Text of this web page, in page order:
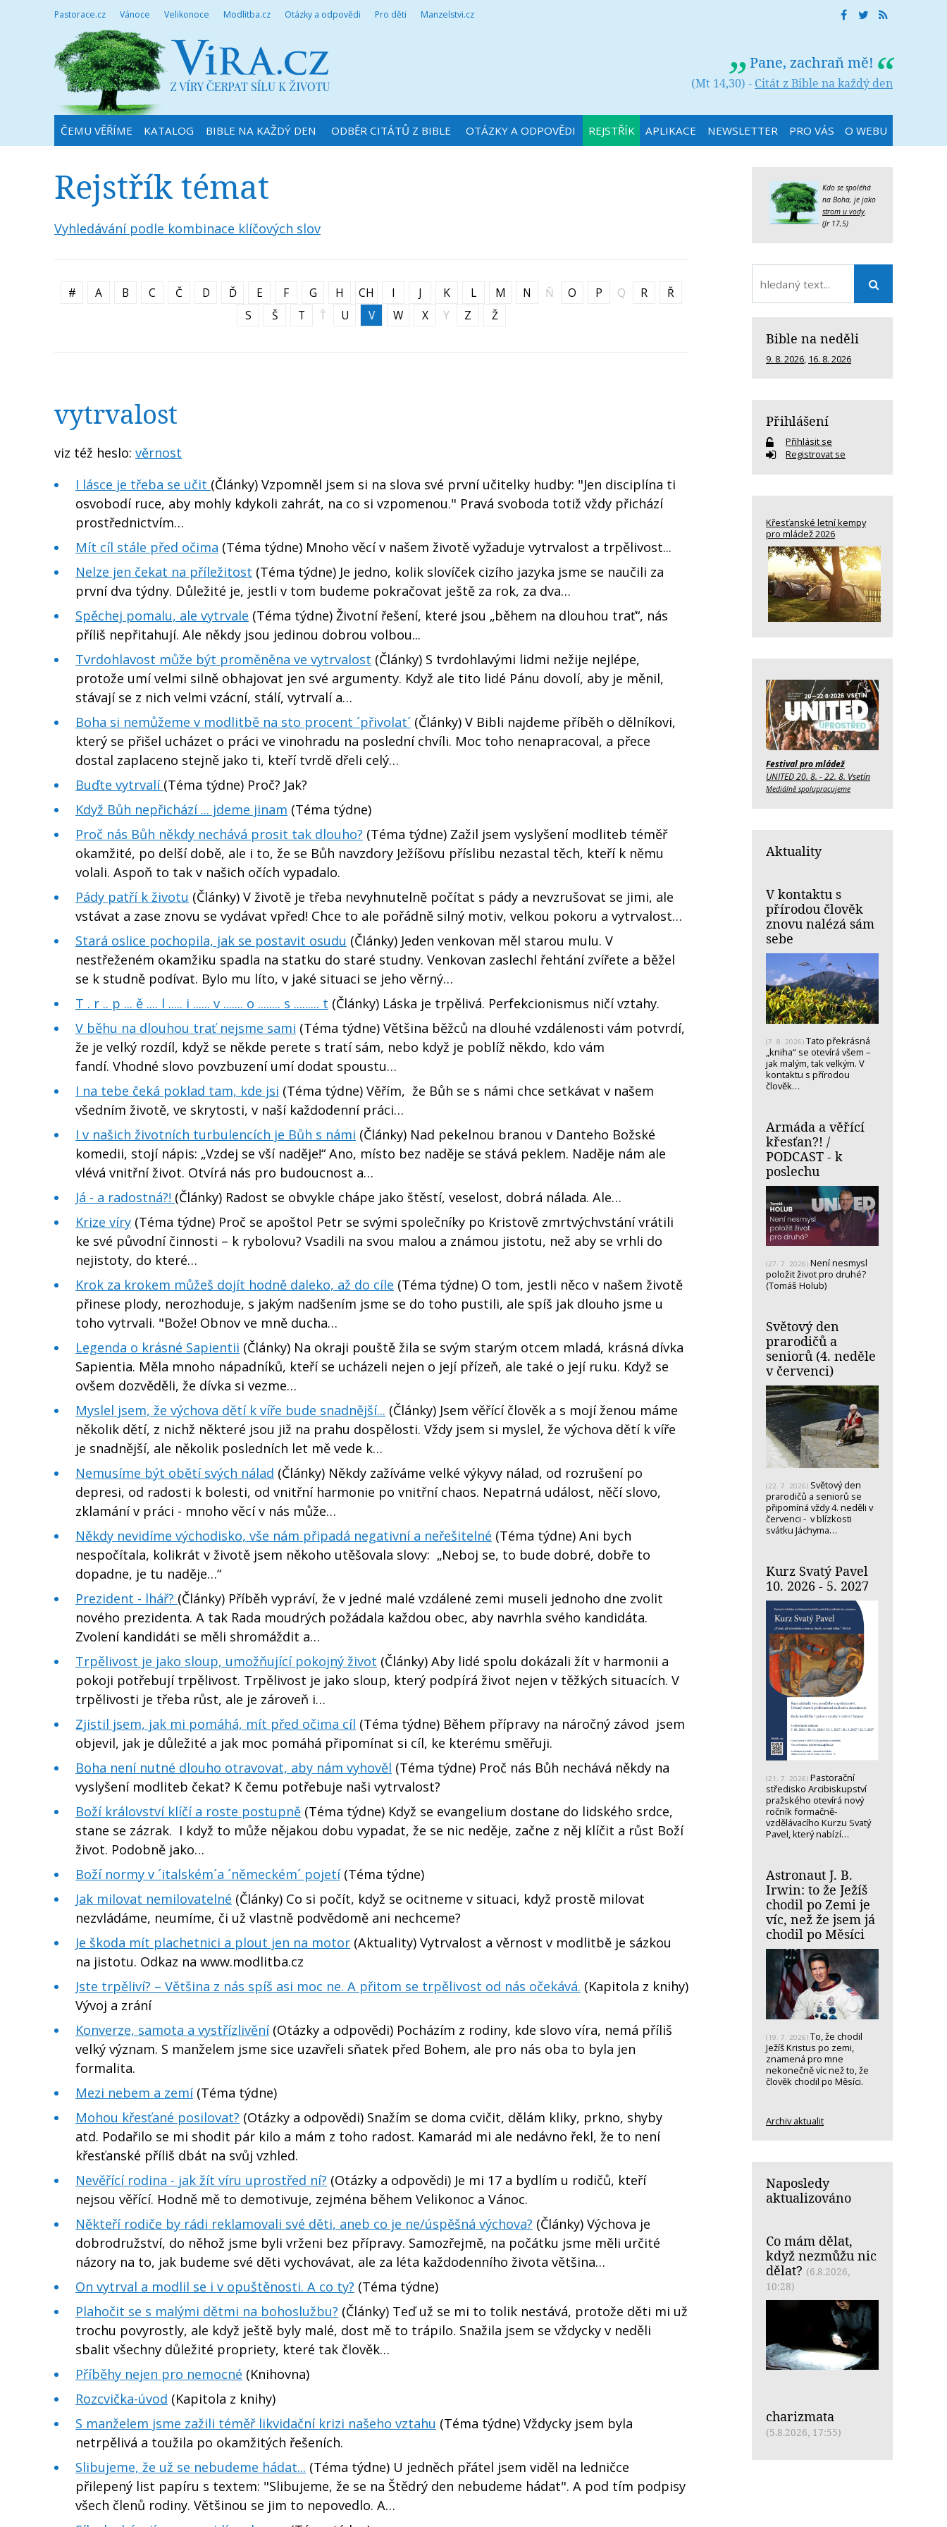
Pastorace.cz Vánoce Velikonoce Modlitba.cz Otázky a odpovědi Pro děti Manzelstvi.cz
Pane, zachraň mě!
(Mt 14,30) - Citát z Bible na každý den
ČEMU VĚŘÍME KATALOG BIBLE NA KAŽDÝ DEN ODBĚR CITÁTŮ Z BIBLE OTÁZKY A ODPOVĚDI REJSTŘÍK APLIKACE NEWSLETTER PRO VÁS O WEBU
Rejstřík témat
Vyhledávání podle kombinace klíčových slov
# A B C Č D Ď E F G H CH I J K L M N Ň O P Q R
Ř
S
Š T Ť U V W X Y Z Ž
vytrvalost
viz též heslo: věrnost
I lásce je třeba se učit (Články) Vzpomněl jsem si na slova své první učitelky hudby: "Jen disciplína ti
osvobodí ruce, aby mohly kdykoli zahrát, na co si vzpomenou." Pravá svoboda totiž vždy přichází
prostřednictvím…
Mít cíl stále před očima (Téma týdne) Mnoho věcí v našem životě vyžaduje vytrvalost a trpělivost...
Nelze jen čekat na příležitost (Téma týdne) Je jedno, kolik slovíček cizího jazyka jsme se naučili za
první dva týdny. Důležité je, jestli v tom budeme pokračovat ještě za rok, za dva…
Spěchej pomalu, ale vytrvale (Téma týdne) Životní řešení, které jsou „během na dlouhou trať“, nás
příliš nepřitahují. Ale někdy jsou jedinou dobrou volbou...
Tvrdohlavost může být proměněna ve vytrvalost (Články) S tvrdohlavými lidmi nežije nejlépe,
protože umí velmi silně obhajovat jen své argumenty. Když ale tito lidé Pánu dovolí, aby je měnil,
stávají se z nich velmi vzácní, stálí, vytrvalí a…
Boha si nemůžeme v modlitbě na sto procent ´přivolat´ (Články) V Bibli najdeme příběh o dělníkovi,
který se přišel ucházet o práci ve vinohradu na poslední chvíli. Moc toho nenapracoval, a přece
dostal zaplaceno stejně jako ti, kteří tvrdě dřeli celý…
Buďte vytrvalí (Téma týdne) Proč? Jak?
Když Bůh nepřichází ... jdeme jinam (Téma týdne)
Proč nás Bůh někdy nechává prosit tak dlouho? (Téma týdne) Zažil jsem vyslyšení modliteb téměř
okamžité, po delší době, ale i to, že se Bůh navzdory Ježíšovu příslibu nezastal těch, kteří k němu
volali. Aspoň to tak v našich očích vypadalo.
Pády patří k životu (Články) V životě je třeba nevyhnutelně počítat s pády a nevzrušovat se jimi, ale
vstávat a zase znovu se vydávat vpřed! Chce to ale pořádně silný motiv, velkou pokoru a vytrvalost…
Stará oslice pochopila, jak se postavit osudu (Články) Jeden venkovan měl starou mulu. V
nestřeženém okamžiku spadla na statku do staré studny. Venkovan zaslechl řehtání zvířete a běžel
se k studně podívat. Bylo mu líto, v jaké situaci se jeho věrný…
T . r .. p ... ě .... l ..... i ...... v ....... o ........ s ......... t (Články) Láska je trpělivá. Perfekcionismus ničí vztahy.
V běhu na dlouhou trať nejsme sami (Téma týdne) Většina běžců na dlouhé vzdálenosti vám potvrdí,
že je velký rozdíl, když se někde perete s tratí sám, nebo když je poblíž někdo, kdo vám
fandí. Vhodné slovo povzbuzení umí dodat spoustu…
I na tebe čeká poklad tam, kde jsi (Téma týdne) Věřím, že Bůh se s námi chce setkávat v našem
všedním životě, ve skrytosti, v naší každodenní práci…
I v našich životních turbulencích je Bůh s námi (Články) Nad pekelnou branou v Danteho Božské
komedii, stojí nápis: „Vzdej se vší naděje!“ Ano, místo bez naděje se stává peklem. Naděje nám ale
vlévá vnitřní život. Otvírá nás pro budoucnost a…
Já - a radostná?! (Články) Radost se obvykle chápe jako štěstí, veselost, dobrá nálada. Ale…
Krize víry (Téma týdne) Proč se apoštol Petr se svými společníky po Kristově zmrtvýchvstání vrátili
ke své původní činnosti – k rybolovu? Vsadili na svou malou a známou jistotu, než aby se vrhli do
nejistoty, do které…
Krok za krokem můžeš dojít hodně daleko, až do cíle (Téma týdne) O tom, jestli něco v našem životě
přinese plody, nerozhoduje, s jakým nadšením jsme se do toho pustili, ale spíš jak dlouho jsme u
toho vytrvali. "Bože! Obnov ve mně ducha…
Legenda o krásné Sapientii (Články) Na okraji pouště žila se svým starým otcem mladá, krásná dívka
Sapientia. Měla mnoho nápadníků, kteří se ucházeli nejen o její přízeň, ale také o její ruku. Když se
ovšem dozvěděli, že dívka si vezme…
Myslel jsem, že výchova dětí k víře bude snadnější... (Články) Jsem věřící člověk a s mojí ženou máme
několik dětí, z nichž některé jsou již na prahu dospělosti. Vždy jsem si myslel, že výchova dětí k víře
je snadnější, ale několik posledních let mě vede k…
Nemusíme být obětí svých nálad (Články) Někdy zažíváme velké výkyvy nálad, od rozrušení po
depresi, od radosti k bolesti, od vnitřní harmonie po vnitřní chaos. Nepatrná událost, něčí slovo,
zklamání v práci - mnoho věcí v nás může…
Někdy nevidíme východisko, vše nám připadá negativní a neřešitelné (Téma týdne) Ani bych
nespočítala, kolikrát v životě jsem někoho utěšovala slovy: „Neboj se, to bude dobré, dobře to
dopadne, je tu naděje…“
Prezident - lhář? (Články) Příběh vypráví, že v jedné malé vzdálené zemi museli jednoho dne zvolit
nového prezidenta. A tak Rada moudrých požádala každou obec, aby navrhla svého kandidáta.
Zvolení kandidáti se měli shromáždit a…
Trpělivost je jako sloup, umožňující pokojný život (Články) Aby lidé spolu dokázali žít v harmonii a
pokoji potřebují trpělivost. Trpělivost je jako sloup, který podpírá život nejen v těžkých situacích. V
trpělivosti je třeba růst, ale je zároveň i…
Zjistil jsem, jak mi pomáhá, mít před očima cíl (Téma týdne) Během přípravy na náročný závod jsem
objevil, jak je důležité a jak moc pomáhá připomínat si cíl, ke kterému směřuji.
Boha není nutné dlouho otravovat, aby nám vyhověl (Téma týdne) Proč nás Bůh nechává někdy na
vyslyšení modliteb čekat? K čemu potřebuje naši vytrvalost?
Boží království klíčí a roste postupně (Téma týdne) Když se evangelium dostane do lidského srdce,
stane se zázrak. I když to může nějakou dobu vypadat, že se nic neděje, začne z něj klíčit a růst Boží
život. Podobně jako…
Boží normy v ´italském´a ´německém´ pojetí(Téma týdne)
Jak milovat nemilovatelné (Články) Co si počít, když se ocitneme v situaci, když prostě milovat
nezvládáme, neumíme, či už vlastně podvědomě ani nechceme?
Je škoda mít plachetnici a plout jen na motor (Aktuality) Vytrvalost a věrnost v modlitbě je sázkou
na jistotu. Odkaz na www.modlitba.cz
Jste trpěliví? – Většina z nás spíš asi moc ne. A přitom se trpělivost od nás očekává. (Kapitola z knihy)
Vývoj a zrání
Konverze, samota a vystřízlivění(Otázky a odpovědi) Pocházím z rodiny, kde slovo víra, nemá příliš
velký význam. S manželem jsme sice uzavřeli sňatek před Bohem, ale pro nás oba to byla jen
formalita.
Mezi nebem a zemí(Téma týdne)
Mohou křesťané posilovat? (Otázky a odpovědi) Snažím se doma cvičit, dělám kliky, prkno, shyby
atd. Podařilo se mi shodit pár kilo a mám z toho radost. Kamarád mi ale nedávno řekl, že to není
křesťanské příliš dbát na svůj vzhled.
Nevěřící rodina - jak žít víru uprostřed ní? (Otázky a odpovědi) Je mi 17 a bydlím u rodičů, kteří
nejsou věřící. Hodně mě to demotivuje, zejména během Velikonoc a Vánoc.
Někteří rodiče by rádi reklamovali své děti, aneb co je ne/úspěšná výchova? (Články) Výchova je
dobrodružství, do něhož jsme byli vrženi bez přípravy. Samozřejmě, na počátku jsme měli určité
názory na to, jak budeme své děti vychovávat, ale za léta každodenního života většina…
On vytrval a modlil se i v opuštěnosti. A co ty? (Téma týdne)
Plahočit se s malými dětmi na bohoslužbu? (Články) Teď už se mi to tolik nestává, protože děti mi už
trochu povyrostly, ale když ještě byly malé, dost mě to trápilo. Snažila jsem se vždycky v neděli
sbalit všechny důležité propriety, které tak člověk…
Příběhy nejen pro nemocné (Knihovna)
Rozcvička-úvod (Kapitola z knihy)
S manželem jsme zažili téměř likvidační krizi našeho vztahu (Téma týdne) Vždycky jsem byla
netrpělivá a toužila po okamžitých řešeních.
Slibujeme, že už se nebudeme hádat... (Téma týdne) U jedněch přátel jsem viděl na ledničce
přilepený list papíru s textem: "Slibujeme, že se na Štědrý den nebudeme hádat". A pod tím podpisy
všech členů rodiny. Většinou se jim to nepovedlo. A…
Kdo se spoléhá
na Boha, je jako
strom u vody.
(Jr 17,5)
Bible na neděli
9. 8. 2026, 16. 8. 2026
Přihlášení
Přihlásit se
Registrovat se
Křesťanské letní kempy
pro mládež 2026
Festival pro mládež
UNITED 20. 8. - 22. 8. Vsetín
Mediálně spolupracujeme
Aktuality
V kontaktu s
přírodou člověk
znovu nalézá sám
sebe
(7. 8. 2026) Tato překrásná
„kniha“ se otevírá všem –
jak malým, tak velkým. V
kontaktu s přírodou
člověk…
Armáda a věřící
křesťan?! /
PODCAST - k
poslechu
(27. 7. 2026) Není nesmysl
položit život pro druhé?
(Tomáš Holub)
Světový den
prarodičů a
seniorů (4. neděle
v červenci)
(22. 7. 2026) Světový den
prarodičů a seniorů se
připomíná vždy 4. neděli v
červenci - v blízkosti
svátku Jáchyma…
Kurz Svatý Pavel
10. 2026 - 5. 2027
(21. 7. 2026) Pastorační
středisko Arcibiskupství
pražského otevírá nový
ročník formačně-
vzdělávacího Kurzu Svatý
Pavel, který nabízí…
Astronaut J. B.
Irwin: to že Ježíš
chodil po Zemi je
víc, než že jsem já
chodil po Měsíci
(19. 7. 2026) To, že chodil
Ježíš Kristus po zemi,
znamená pro mne
nekonečně víc než to, že
člověk chodil po Měsíci.
Archiv aktualit
Naposledy
aktualizováno
Co mám dělat,
když nezmůžu nic
dělat? (6.8.2026,
10:28)
charizmata
(5.8.2026, 17:55)